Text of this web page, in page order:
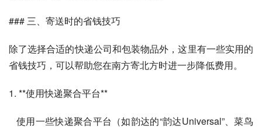
### 三、寄送时的省钱技巧
除了选择合适的快递公司和包装物品外，这里有一些实用的
省钱技巧，可以帮助您在南方寄北方时进一步降低费用。
1. **使用快递聚合平台**